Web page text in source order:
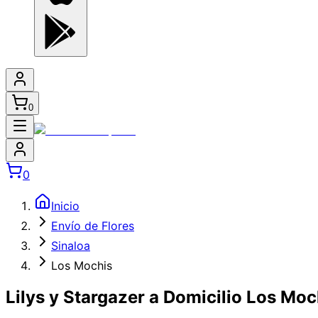
0
0
Inicio
Envío de Flores
Sinaloa
Los Mochis
Lilys y Stargazer a Domicilio Los